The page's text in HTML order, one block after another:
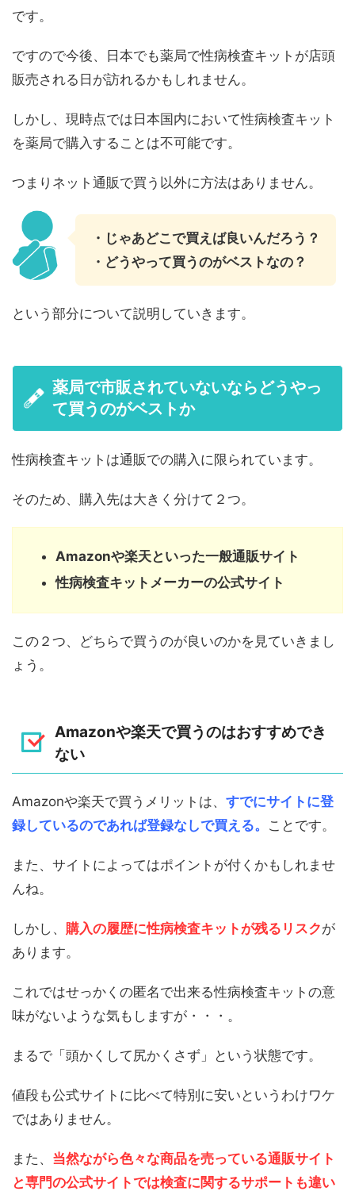
です。
ですので今後、日本でも薬局で性病検査キットが店頭
販売される日が訪れるかもしれません。
しかし、現時点では日本国内において性病検査キット
を薬局で購入することは不可能です。
つまりネット通販で買う以外に方法はありません。
・じゃあどこで買えば良いんだろう？
・どうやって買うのがベストなの？
という部分について説明していきます。
薬局で市販されていないならどうやっ
て買うのがベストか
性病検査キットは通販での購入に限られています。
そのため、購入先は大きく分けて２つ。
Amazonや楽天といった一般通販サイト
性病検査キットメーカーの公式サイト
この２つ、どちらで買うのが良いのかを見ていきまし
ょう。
Amazonや楽天で買うのはおすすめでき
ない
Amazonや楽天で買うメリットは、 すでにサイトに登
録しているのであれば登録なしで買える。 ことです。
また、サイトによってはポイントが付くかもしれませ
んね。
しかし、 購入の履歴に性病検査キットが残るリスクが
あります。
これではせっかくの匿名で出来る性病検査キットの意
味がないような気もしますが・・・。
まるで「頭かくして尻かくさず」という状態です。
値段も公式サイトに比べて特別に安いというわけワケ
ではありません。
また、 当然ながら色々な商品を売っている通販サイト
と専門の公式サイトでは検査に関するサポートも違い